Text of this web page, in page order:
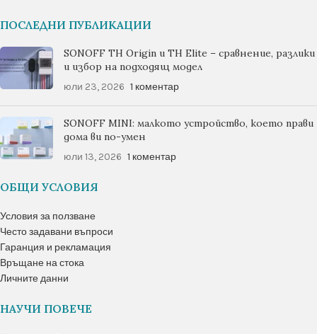
ПОСЛЕДНИ ПУБЛИКАЦИИ
SONOFF TH Origin и TH Elite – сравнение, разлики
и избор на подходящ модел
юли 23, 2026 1 коментар
SONOFF MINI: малкото устройство, което прави
дома ви по-умен
юли 13, 2026 1 коментар
ОБЩИ УСЛОВИЯ
Условия за ползване
Често задавани въпроси
Гаранция и рекламация
Връщане на стока
Личните данни
НАУЧИ ПОВЕЧЕ